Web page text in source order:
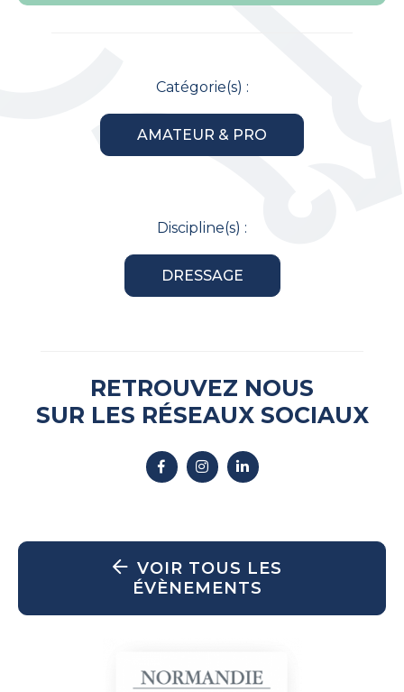
Catégorie(s) :
AMATEUR & PRO
Discipline(s) :
DRESSAGE
RETROUVEZ NOUS
SUR LES RÉSEAUX SOCIAUX
VOIR TOUS LES
ÉVÈNEMENTS